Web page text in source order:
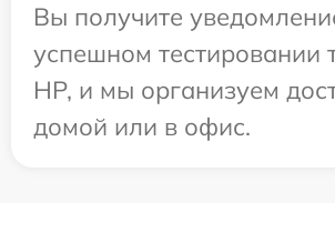
Вы получите
успешном тестировании
HP, и мы организуем
домой или в офис.